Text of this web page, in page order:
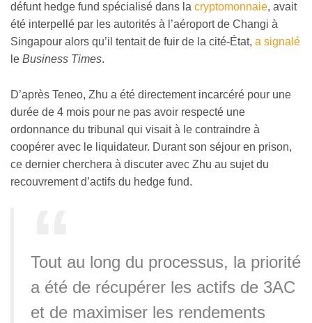
défunt hedge fund spécialisé dans la cryptomonnaie, avait
été interpellé par les autorités à l’aéroport de Changi à
Singapour alors qu’il tentait de fuir de la cité-État, a signalé
le Business Times.
D’après Teneo, Zhu a été directement incarcéré pour une
durée de 4 mois pour ne pas avoir respecté une
ordonnance du tribunal qui visait à le contraindre à
coopérer avec le liquidateur. Durant son séjour en prison,
ce dernier cherchera à discuter avec Zhu au sujet du
recouvrement d’actifs du hedge fund.
Tout au long du processus, la priorité
a été de récupérer les actifs de 3AC
et de maximiser les rendements